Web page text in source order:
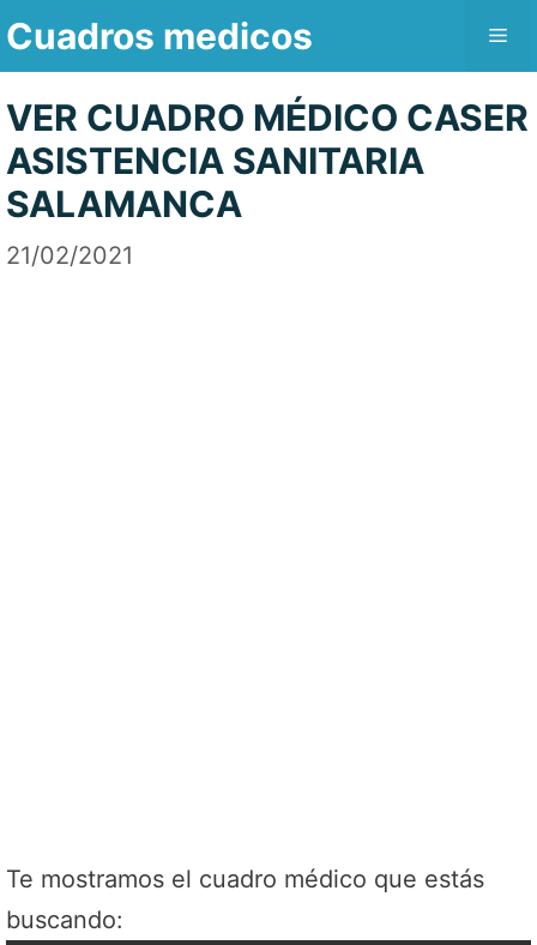
Saltar
contenido
Cuadros medicos
VER CUADRO MÉDICO CASER
ASISTENCIA SANITARIA
SALAMANCA
21/02/2021
Te mostramos el cuadro médico que estás
buscando: